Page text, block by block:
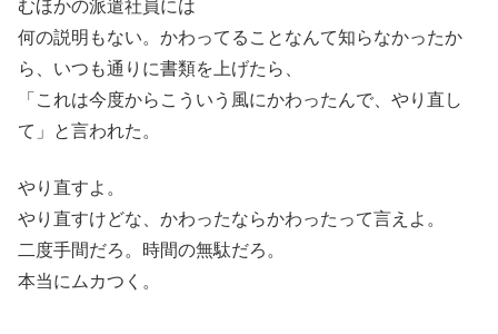
むほかの派遣社員には
何の説明もない。かわってることなんて知らなかったか
ら、いつも通りに書類を上げたら、
「これは今度からこういう風にかわったんで、やり直し
て」と言われた。
やり直すよ。
やり直すけどな、かわったならかわったって言えよ。
二度手間だろ。時間の無駄だろ。
本当にムカつく。